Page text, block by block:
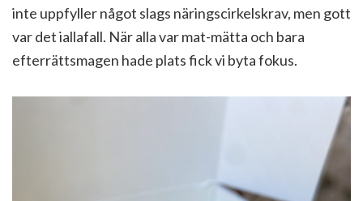
inte uppfyller något slags näringscirkelskrav, men gott
var det iallafall. När alla var mat-mätta och bara
efterrättsmagen hade plats fick vi byta fokus.